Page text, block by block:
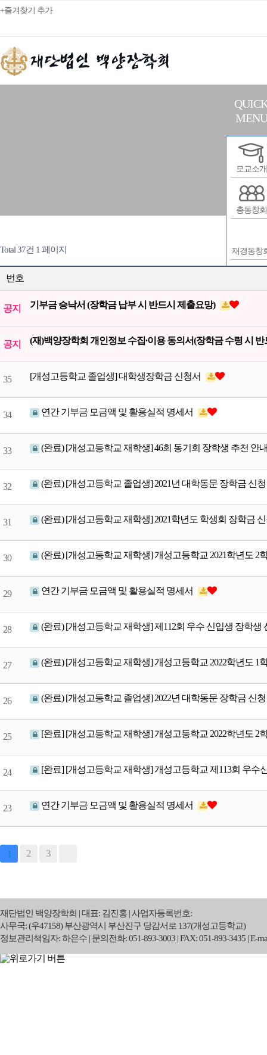
+즐겨찾기 추가
MENU
모교소개
총동창회
재경동창
백양역사
교육지원
TOP
Total 37건 1 페이지
번호
공지 기부금 승낙서 (장학금 납부 시 반드시 제출요망)
공지 (재)백양장학회 개인정보 수집∙이용 동의서(장학금 수령 시
35 [개성고등학교 졸업생] 대학생장학금 신청서
34 연간 기부금 모금액 및 활용실적 명세서
33 (완료) [개성고등학교 재학생] 46회 동기회 장학생 추천 안
32 (완료) [개성고등학교 졸업생] 2021년 대학동문 장학금 신
31 (완료) [개성고등학교 재학생] 2021학년도 학생회 장학금
30 (완료) [개성고등학교 재학생] 개성고등학교 2021학년도
29 연간 기부금 모금액 및 활용실적 명세서
28 (완료) [개성고등학교 재학생] 제112회 우수 신입생 장학생
27 (완료) [개성고등학교 재학생] 개성고등학교 2022학년도
26 (완료) [개성고등학교 졸업생] 2022년 대학동문 장학금 신
25 [완료] [개성고등학교 재학생] 개성고등학교 2022학년도 2
24 [완료] ​[개성고등학교 재학생] 개성고등학교 제113회 우수
23 연간 기부금 모금액 및 활용실적 명세서
1 2 3
재단법인 백양장학회 |대표: 김진홍 |사업자등록번호:
사무국:(우47158) 부산광역시 부산진구 당감서로 137(개성고등학교)
정보관리책임자:하은수 | 문의전화:051-893-3003 |FAX:051-893-3435 |E-